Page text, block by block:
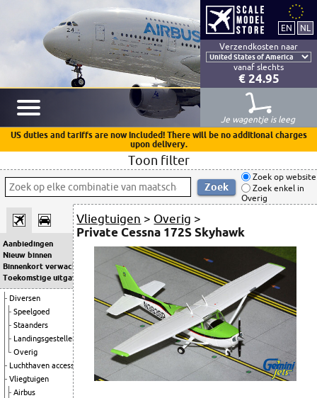
Verzendkosten naar
vanaf slechts
€ 24.95
Je wagentje is leeg
US duties and tariffs are now included! There will be no additional charges
upon delivery.
Toon filter
Zoek op website
Zoek enkel in
Overig
Aanbiedingen
Nieuw binnen
Binnenkort verwacht
Toekomstige uitgaven
Diversen
Speelgoed
Staanders
Landingsgestellen
Overig
Luchthaven accessoires
Vliegtuigen
Airbus
Vliegtuigen > Overig >
Private Cessna 172S Skyhawk